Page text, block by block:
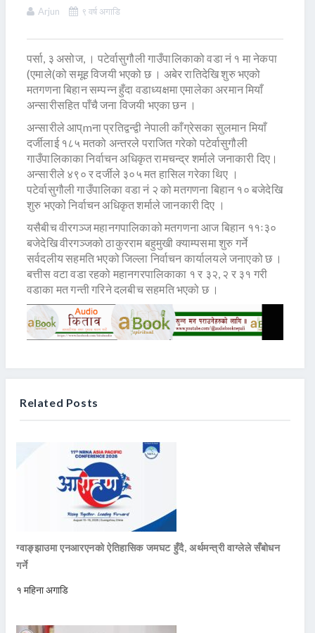
Arjun ९ वर्ष अगाडि
पर्सा, ३ असोज, । पटेर्वासुगौली गाउँपालिकाको वडा नं १ मा नेकपा
(एमाले(को समूह विजयी भएको छ । अबेर रातिदेखि शुरु भएको
मतगणना बिहान सम्पन्न हुँदा वडाध्यक्षमा एमालेका अरमान मियाँ
अन्सारीसहित पाँचै जना विजयी भएका छन ।
अन्सारीले आप्mना प्रतिद्वन्द्वी नेपाली काँग्रेसका सुलमान मियाँ
दर्जीलाई १८५ मतको अन्तरले पराजित गरेको पटेर्वासुगौली
गाउँपालिकाका निर्वाचन अधिकृत रामचन्द्र शर्माले जनाकारी दिए।
अन्सारीले ४९० र दर्जीले ३०५ मत हासिल गरेका थिए ।
पटेर्वासुगौली गाउँपालिका वडा नं २ को मतगणना बिहान १० बजेदेखि
शुरु भएको निर्वाचन अधिकृत शर्माले जानकारी दिए ।
यसैबीच वीरगञ्ज महानगपालिकाको मतगणना आज बिहान ११ः३०
बजेदेखि वीरगञ्जको ठाकुरराम बहुमुखी क्याम्पसमा शुरु गर्ने
सर्वदलीय सहमति भएको जिल्ला निर्वाचन कार्यालयले जनाएको छ ।
बत्तीस वटा वडा रहको महानगरपालिकाका १ र ३२, २ र ३१ गरी
वडाका मत गन्ती गरिने दलबीच सहमति भएको छ ।
Related Posts
ग्वाङ्झाउमा एनआरएनको ऐतिहासिक जमघट हुँदै, अर्थमन्त्री वाग्लेले सँबोधन
गर्ने
१ महिना अगाडि